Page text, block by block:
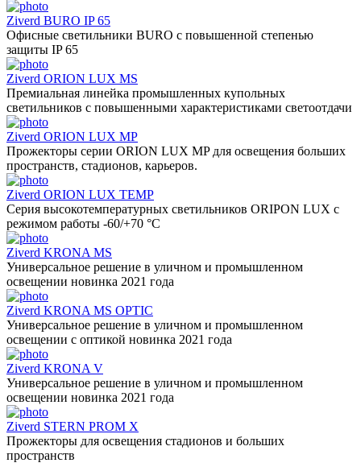
Ziverd BURO IP 65
Офисные светильники BURO с повышенной степенью
защиты IP 65
Ziverd ORION LUX MS
Премиальная линейка промышленных купольных
светильников с повышенными характеристиками светоотдачи
Ziverd ORION LUX MP
Прожекторы серии ORION LUX MP для освещения больших
пространств, стадионов, карьеров.
Ziverd ORION LUX TEMP
Серия высокотемпературных светильников ORIPON LUX с
режимом работы -60/+70 °С
Ziverd KRONA MS
Универсальное решение в уличном и промышленном
освещении новинка 2021 года
Ziverd KRONA MS OPTIC
Универсальное решение в уличном и промышленном
освещении с оптикой новинка 2021 года
Ziverd KRONA V
Универсальное решение в уличном и промышленном
освещении новинка 2021 года
Ziverd STERN PROM X
Прожекторы для освещения стадионов и больших
пространств